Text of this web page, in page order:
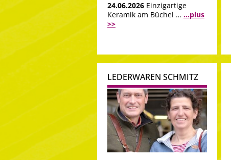
24.06.2026 Einzigartige
Keramik am Büchel … ...plus
>>
LEDERWAREN SCHMITZ